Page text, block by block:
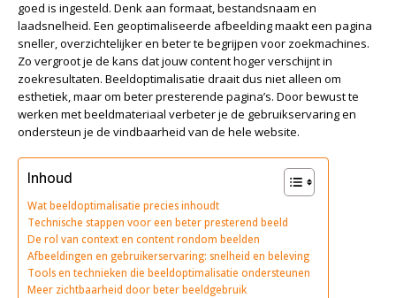
goed is ingesteld. Denk aan formaat, bestandsnaam en
laadsnelheid. Een geoptimaliseerde afbeelding maakt een pagina
sneller, overzichtelijker en beter te begrijpen voor zoekmachines.
Zo vergroot je de kans dat jouw content hoger verschijnt in
zoekresultaten. Beeldoptimalisatie draait dus niet alleen om
esthetiek, maar om beter presterende pagina’s. Door bewust te
werken met beeldmateriaal verbeter je de gebruikservaring en
ondersteun je de vindbaarheid van de hele website.
Inhoud
Wat beeldoptimalisatie precies inhoudt
Technische stappen voor een beter presterend beeld
De rol van context en content rondom beelden
Afbeeldingen en gebruikerservaring: snelheid en beleving
Tools en technieken die beeldoptimalisatie ondersteunen
Meer zichtbaarheid door beter beeldgebruik